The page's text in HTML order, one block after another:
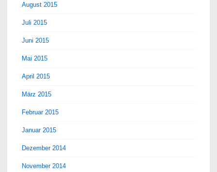
August 2015
Juli 2015
Juni 2015
Mai 2015
April 2015
März 2015
Februar 2015
Januar 2015
Dezember 2014
November 2014